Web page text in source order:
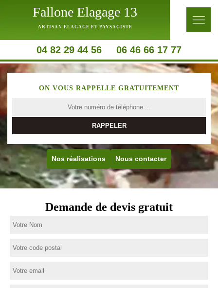
Fallone Elagage 13
ARTISAN ELAGAGE ET PAYSAGISTE
04 82 29 44 56 06 46 66 17 77
ON VOUS RAPPELLE GRATUITEMENT
Nos réalisations Nous contacter
Demande de devis gratuit